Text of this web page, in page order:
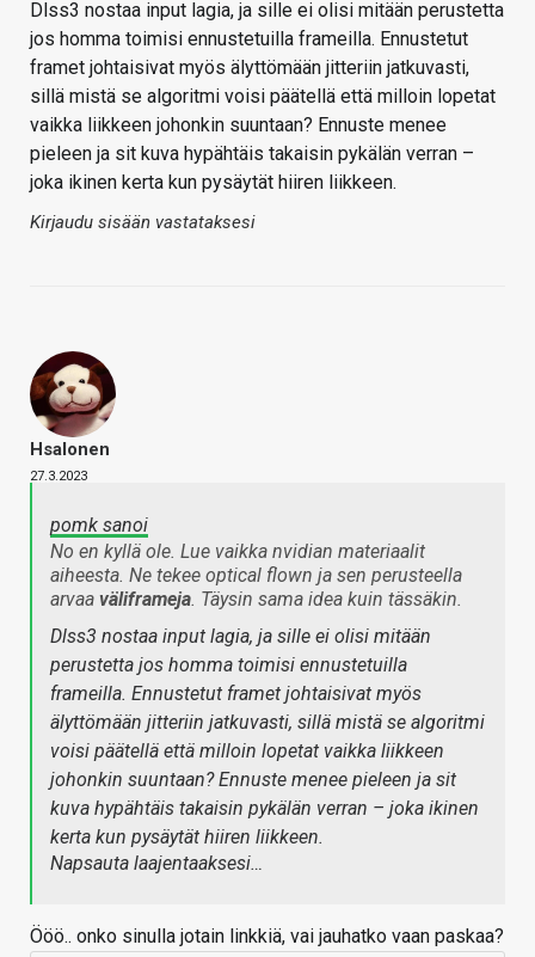
Dlss3 nostaa input lagia, ja sille ei olisi mitään perustetta
jos homma toimisi ennustetuilla frameilla. Ennustetut
framet johtaisivat myös älyttömään jitteriin jatkuvasti,
sillä mistä se algoritmi voisi päätellä että milloin lopetat
vaikka liikkeen johonkin suuntaan? Ennuste menee
pieleen ja sit kuva hypähtäis takaisin pykälän verran –
joka ikinen kerta kun pysäytät hiiren liikkeen.
Kirjaudu sisään vastataksesi
Hsalonen
27.3.2023
pomk sanoi
No en kyllä ole. Lue vaikka nvidian materiaalit
aiheesta. Ne tekee optical flown ja sen perusteella
arvaa väliframeja. Täysin sama idea kuin tässäkin.
Dlss3 nostaa input lagia, ja sille ei olisi mitään
perustetta jos homma toimisi ennustetuilla
frameilla. Ennustetut framet johtaisivat myös
älyttömään jitteriin jatkuvasti, sillä mistä se algoritmi
voisi päätellä että milloin lopetat vaikka liikkeen
johonkin suuntaan? Ennuste menee pieleen ja sit
kuva hypähtäis takaisin pykälän verran – joka ikinen
kerta kun pysäytät hiiren liikkeen.
Napsauta laajentaaksesi…
Ööö.. onko sinulla jotain linkkiä, vai jauhatko vaan paskaa?